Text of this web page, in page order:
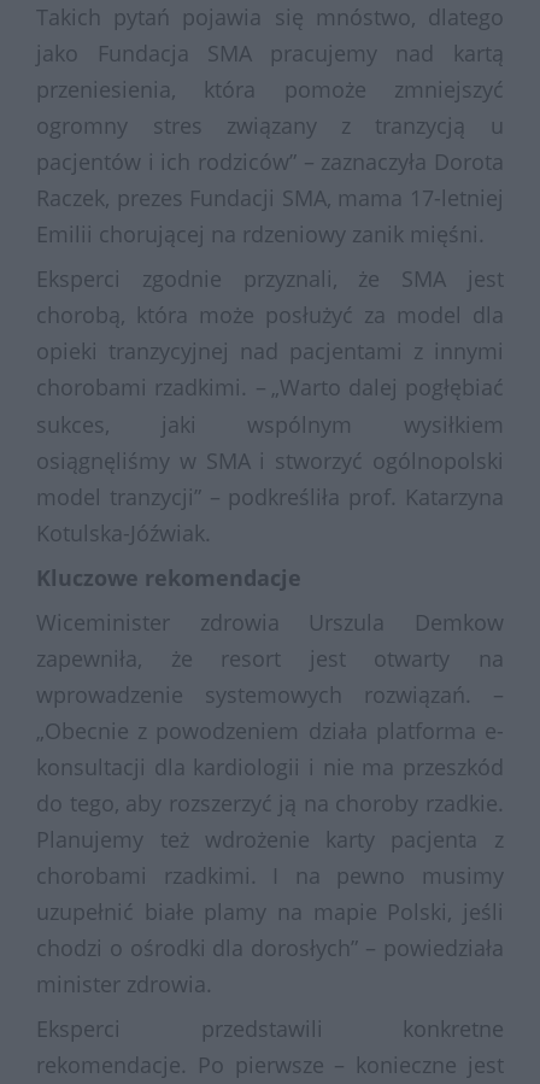
Takich pytań pojawia się mnóstwo, dlatego
jako Fundacja SMA pracujemy nad kartą
przeniesienia, która pomoże zmniejszyć
ogromny stres związany z tranzycją u
pacjentów i ich rodziców” – zaznaczyła Dorota
Raczek, prezes Fundacji SMA, mama 17-letniej
Emilii chorującej na rdzeniowy zanik mięśni.
Eksperci zgodnie przyznali, że SMA jest
chorobą, która może posłużyć za model dla
opieki tranzycyjnej nad pacjentami z innymi
chorobami rzadkimi. – „Warto dalej pogłębiać
sukces, jaki wspólnym wysiłkiem
osiągnęliśmy w SMA i stworzyć ogólnopolski
model tranzycji” – podkreśliła prof. Katarzyna
Kotulska-Jóźwiak.
Kluczowe rekomendacje
Wiceminister zdrowia Urszula Demkow
zapewniła, że resort jest otwarty na
wprowadzenie systemowych rozwiązań. –
„Obecnie z powodzeniem działa platforma e-
konsultacji dla kardiologii i nie ma przeszkód
do tego, aby rozszerzyć ją na choroby rzadkie.
Planujemy też wdrożenie karty pacjenta z
chorobami rzadkimi. I na pewno musimy
uzupełnić białe plamy na mapie Polski, jeśli
chodzi o ośrodki dla dorosłych” – powiedziała
minister zdrowia.
Eksperci przedstawili konkretne
rekomendacje. Po pierwsze – konieczne jest